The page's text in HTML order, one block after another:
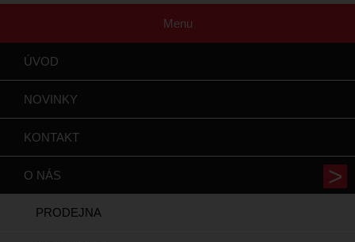
Menu
ÚVOD
NOVINKY
KONTAKT
O NÁS
PRODEJNA